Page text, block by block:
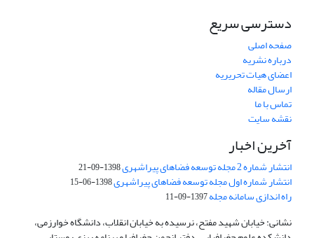
دسترسی سریع
صفحه اصلی
درباره نشریه
اعضای هیات تحریریه
ارسال مقاله
تماس با ما
نقشه سایت
آخرین اخبار
انتشار شماره 2 مجله توسعه فضاهای پیراشهری 1398-09-21
انتشار شماره اول مجله توسعه فضاهای پیراشهری1398-06-15
راه اندازی سامانه مجله1397-09-11
نشانی: خیابان شهید مفتح، نرسیده به خیابان انقلاب، دانشگاه خوارزمی،